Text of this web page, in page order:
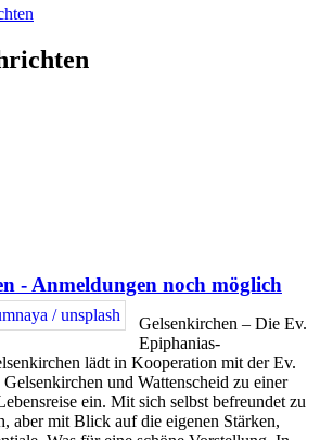
- Anmeldungen noch möglich
Gelsenkirchen – Die Ev.
Epiphanias-
lädt in Kooperation mit der Ev.
und Wattenscheid zu einer
ein. Mit sich selbst befreundet zu
aber mit Blick auf die eigenen Stärken,